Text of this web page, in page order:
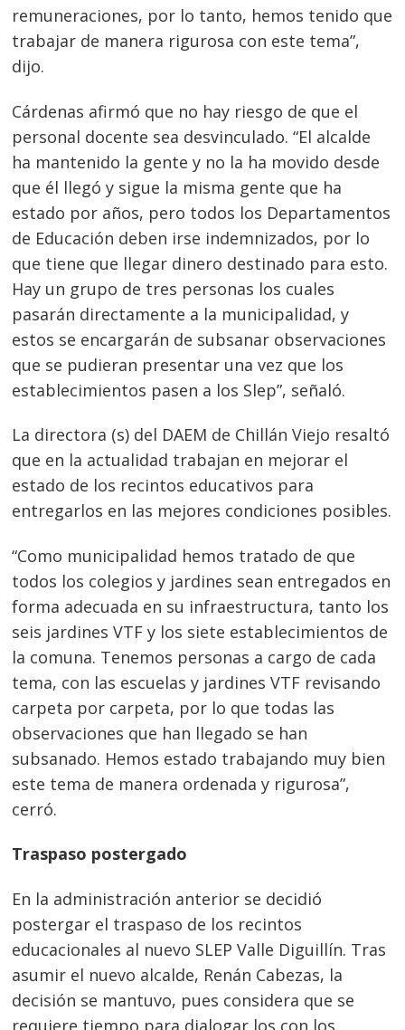
remuneraciones, por lo tanto, hemos tenido que
trabajar de manera rigurosa con este tema”,
dijo.
Cárdenas afirmó que no hay riesgo de que el
personal docente sea desvinculado. “El alcalde
ha mantenido la gente y no la ha movido desde
que él llegó y sigue la misma gente que ha
estado por años, pero todos los Departamentos
de Educación deben irse indemnizados, por lo
que tiene que llegar dinero destinado para esto.
Hay un grupo de tres personas los cuales
pasarán directamente a la municipalidad, y
estos se encargarán de subsanar observaciones
que se pudieran presentar una vez que los
establecimientos pasen a los Slep”, señaló.
La directora (s) del DAEM de Chillán Viejo resaltó
que en la actualidad trabajan en mejorar el
estado de los recintos educativos para
entregarlos en las mejores condiciones posibles.
“Como municipalidad hemos tratado de que
todos los colegios y jardines sean entregados en
forma adecuada en su infraestructura, tanto los
seis jardines VTF y los siete establecimientos de
la comuna. Tenemos personas a cargo de cada
tema, con las escuelas y jardines VTF revisando
carpeta por carpeta, por lo que todas las
observaciones que han llegado se han
subsanado. Hemos estado trabajando muy bien
este tema de manera ordenada y rigurosa”,
cerró.
Traspaso postergado
En la administración anterior se decidió
postergar el traspaso de los recintos
educacionales al nuevo SLEP Valle Diguillín. Tras
asumir el nuevo alcalde, Renán Cabezas, la
decisión se mantuvo, pues considera que se
requiere tiempo para dialogar los con los